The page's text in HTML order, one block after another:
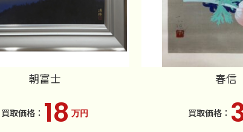
朝富士
18 万円
春信